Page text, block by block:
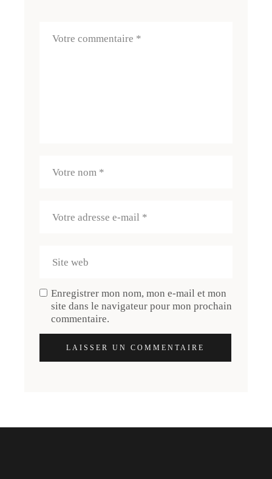
Enregistrer mon nom, mon e-mail et mon
site dans le navigateur pour mon prochain
commentaire.
LAISSER UN COMMENTAIRE